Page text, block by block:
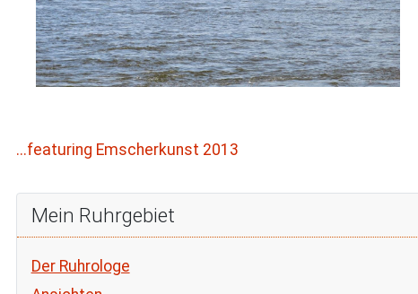
...featuring Emscherkunst 2013
Mein Ruhrgebiet
Der Ruhrologe